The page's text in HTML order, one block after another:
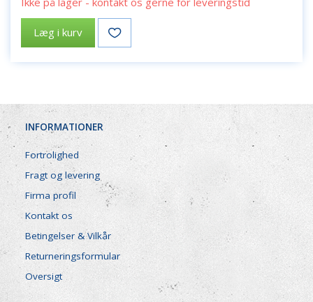
Læg i kurv
INFORMATIONER
Fortrolighed
Fragt og levering
Firma profil
Kontakt os
Betingelser & Vilkår
Returneringsformular
Oversigt